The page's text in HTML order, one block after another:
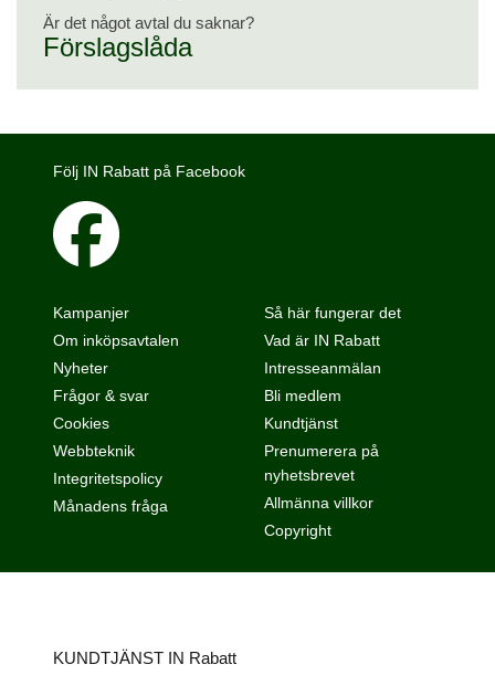
Är det något avtal du saknar?
Förslagslåda
Följ IN Rabatt på Facebook
Kampanjer
Om inköpsavtalen
Nyheter
Frågor & svar
Så här fungerar det
Vad är IN Rabatt
Intresseanmälan
Bli medlem
Cookies
Webbteknik
Integritetspolicy
Månadens fråga
Kundtjänst
Prenumerera på
nyhetsbrevet
Allmänna villkor
Copyright
KUNDTJÄNST IN Rabatt